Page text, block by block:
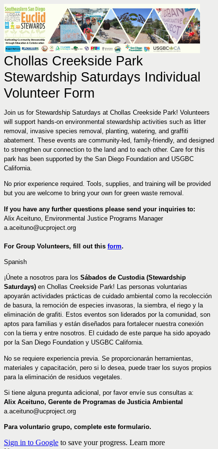
Chollas Creekside Park
Stewardship Saturdays Individual
Volunteer Form
Join us for Stewardship Saturdays at Chollas Creekside Park! Volunteers
will support hands-on environmental stewardship activities such as litter
removal, invasive species removal, planting, watering, and graffiti
abatement. These events are community-led, family-friendly, and designed
to strengthen our connection to the land and to each other. Care for this
park has been supported by the San Diego Foundation and USGBC
California.
No prior experience required. Tools, supplies, and training will be provided
but you are welcome to bring your own for green waste removal.
If you have any further questions please send your inquiries to:
Alix Aceituno, Environmental Justice Programs Manager
a.aceituno@ucproject.org
For Group Volunteers, fill out this form.
Spanish
¡Únete a nosotros para los Sábados de Custodia (Stewardship
Saturdays) en Chollas Creekside Park! Las personas voluntarias
apoyarán actividades prácticas de cuidado ambiental como la recolección
de basura, la remoción de especies invasoras, la siembra, el riego y la
eliminación de grafiti. Estos eventos son liderados por la comunidad, son
aptos para familias y están diseñados para fortalecer nuestra conexión
con la tierra y entre nosotros. El cuidado de este parque ha sido apoyado
por la San Diego Foundation y USGBC California.
No se requiere experiencia previa. Se proporcionarán herramientas,
materiales y capacitación, pero si lo desea, puede traer los suyos propios
para la eliminación de residuos vegetales.
Si tiene alguna pregunta adicional, por favor envíe sus consultas a:
Alix Aceituno, Gerente de Programas de Justicia Ambiental
a.aceituno@ucproject.org
Para voluntario grupo, complete este formulario.
Sign in to Google to save your progress. Learn more